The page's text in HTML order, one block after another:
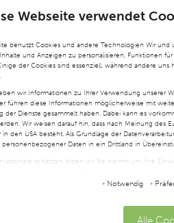
Webseite verwendet
benutzt Cookies und andere Technologien Wir
und Anzeigen zu personalisieren, Funktionen
der Cookies sind essenziell, während andere
wir Informationen zu Ihrer Verwendung unserer
führen diese Informationen möglicherweise mit
der Dienste gesammelt haben. Dabei kann es
Wir weisen darauf hin, dass nach Meinung des
in den USA besteht. Als Grundlage der
personenbezogener Daten in ein Drittland in
schätzen, bitten wir Sie hiermit um Ihre
geändert oder widerrufen werden, indem Sie auf
Notwendig
Alle